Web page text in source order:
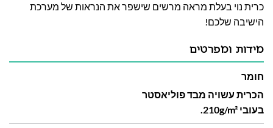
כרית נוי בעלת מראה מרשים שישפר את הנראות של מערכת
הישיבה שלכם!
מידות ומפרטים
חומר
הכרית עשויה מבד פוליאסטר
בעובי 210g/m².